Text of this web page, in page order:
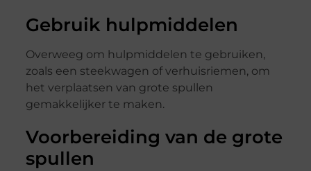
Gebruik hulpmiddelen
Overweeg om hulpmiddelen te gebruiken,
zoals een steekwagen of verhuisriemen, om
het verplaatsen van grote spullen
gemakkelijker te maken.
Voorbereiding van de grote
spullen